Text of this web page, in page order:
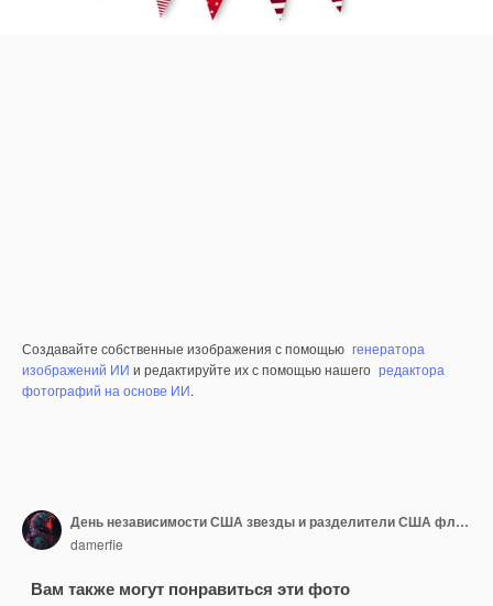
Создавайте собственные изображения с помощью генератора
изображений ИИ и редактируйте их с помощью нашего редактора
фотографий на основе ИИ.
День независимости США звезды и разделители США флаг иллюстрации украшения пограничные линии День памяти традиционные патриотические американские иконы для американского национального праздника День ветеранов США набор
damerfie
Вам также могут понравиться эти фото